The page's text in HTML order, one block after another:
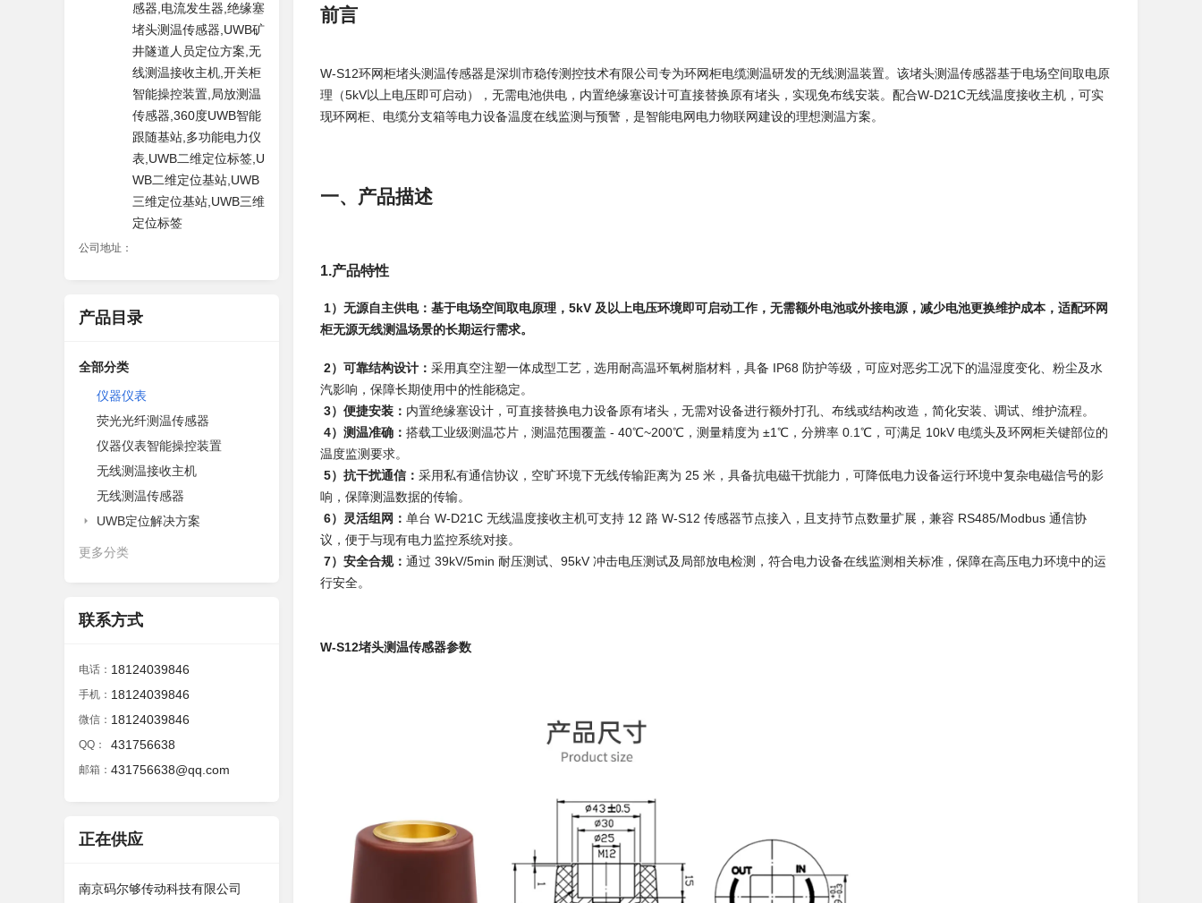
感器,电流发生器,绝缘塞
堵头测温传感器,UWB矿
井隧道人员定位方案,无
线测温接收主机,开关柜
智能操控装置,局放测温
传感器,360度UWB智能
跟随基站,多功能电力仪
表,UWB二维定位标签,U
WB二维定位基站,UWB
三维定位基站,UWB三维
定位标签
公司地址：
产品目录
全部分类
仪器仪表
荧光光纤测温传感器
仪器仪表智能操控装置
无线测温接收主机
无线测温传感器
UWB定位解决方案
更多分类
联系方式
电话： 18124039846
手机： 18124039846
微信： 18124039846
QQ： 431756638
邮箱： 431756638@qq.com
正在供应
南京码尔够传动科技有限公司
前言
W-S12环网柜堵头测温传感器是深圳市稳传测控技术有限公司专为环网柜电缆测温研发的无线测温装置。该堵头测温传感器基于电场空间取电原
理（5kV以上电压即可启动），无需电池供电，内置绝缘塞设计可直接替换原有堵头，实现免布线安装。配合W-D21C无线温度接收主机，可实
现环网柜、电缆分支箱等电力设备温度在线监测与预警，是智能电网电力物联网建设的理想测温方案。
一、产品描述
1.产品特性
1）无源自主供电： 基于电场空间取电原理，5kV 及以上电压环境即可启动工作，无需额外电池或外接电源，减少电池更换维护成本，适配环网
柜无源无线测温场景的长期运行需求。​
2）可靠结构设计： 采用真空注塑一体成型工艺，选用耐高温环氧树脂材料，具备 IP68 防护等级，可应对恶劣工况下的温湿度变化、粉尘及水
汽影响，保障长期使用中的性能稳定。​
3）便捷安装： 内置绝缘塞设计，可直接替换电力设备原有堵头，无需对设备进行额外打孔、布线或结构改造，简化安装、调试、维护流程。​
4）测温准确： 搭载工业级测温芯片，测温范围覆盖 - 40℃~200℃，测量精度为 ±1℃，分辨率 0.1℃，可满足 10kV 电缆头及环网柜关键部位的
温度监测要求。​
5）抗干扰通信： 采用私有通信协议，空旷环境下无线传输距离为 25 米，具备抗电磁干扰能力，可降低电力设备运行环境中复杂电磁信号的影
响，保障测温数据的传输。​
6）灵活组网： 单台 W-D21C 无线温度接收主机可支持 12 路 W-S12 传感器节点接入，且支持节点数量扩展，兼容 RS485/Modbus 通信协
议，便于与现有电力监控系统对接。​
7）安全合规： 通过 39kV/5min 耐压测试、95kV 冲击电压测试及局部放电检测，符合电力设备在线监测相关标准，保障在高压电力环境中的运
行安全。​
W-S12堵头测温传感器参数